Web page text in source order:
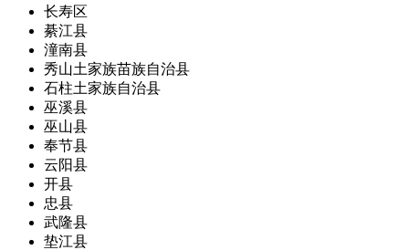
长寿区
綦江县
潼南县
秀山土家族苗族自治县
石柱土家族自治县
巫溪县
巫山县
奉节县
云阳县
开县
忠县
武隆县
垫江县